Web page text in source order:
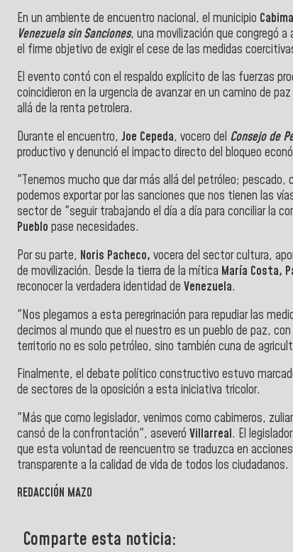
En un ambiente de encuentro nacional, el municipio
Venezuela sin Sanciones, una movilización que congregó
el firme objetivo de exigir el cese de las medidas
El evento contó con el respaldo explícito de las fuerzas
coincidieron en la urgencia de avanzar en un camino de
allá de la renta petrolera.
​Durante el encuentro, Joe Cepeda, vocero del Consejo de
productivo y denunció el impacto directo del bloqueo
"Tenemos mucho que dar más allá del petróleo;
podemos exportar por las sanciones que nos tienen las
sector de "seguir trabajando el día a día para conciliar la
Pueblo pase necesidades.
​Por su parte, Noris Pacheco, vocera del sector cultura,
de movilización. Desde la tierra de la mítica María Costa,
reconocer la verdadera identidad de Venezuela.
"Nos plegamos a esta peregrinación para repudiar las
decimos al mundo que el nuestro es un pueblo de paz,
territorio no es solo petróleo, sino también cuna de
​Finalmente, el debate político constructivo estuvo
de sectores de la oposición a esta iniciativa tricolor.
"Más que como legislador, venimos como cabimeros,
cansó de la confrontación", aseveró Villarreal. El
que esta voluntad de reencuentro se traduzca en
transparente a la calidad de vida de todos los ciudadanos.
REDACCIÓN MAZO
Comparte esta noticia: